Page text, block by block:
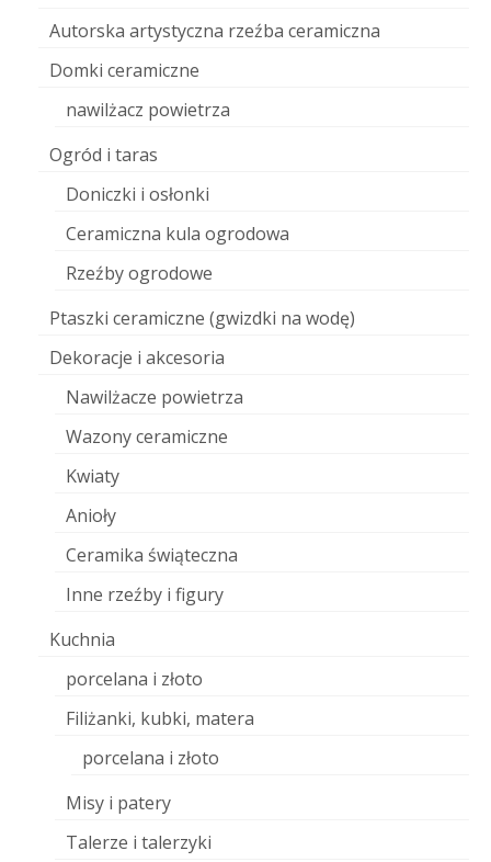
Autorska artystyczna rzeźba ceramiczna
Domki ceramiczne
nawilżacz powietrza
Ogród i taras
Doniczki i osłonki
Ceramiczna kula ogrodowa
Rzeźby ogrodowe
Ptaszki ceramiczne (gwizdki na wodę)
Dekoracje i akcesoria
Nawilżacze powietrza
Wazony ceramiczne
Kwiaty
Anioły
Ceramika świąteczna
Inne rzeźby i figury
Kuchnia
porcelana i złoto
Filiżanki, kubki, matera
porcelana i złoto
Misy i patery
Talerze i talerzyki